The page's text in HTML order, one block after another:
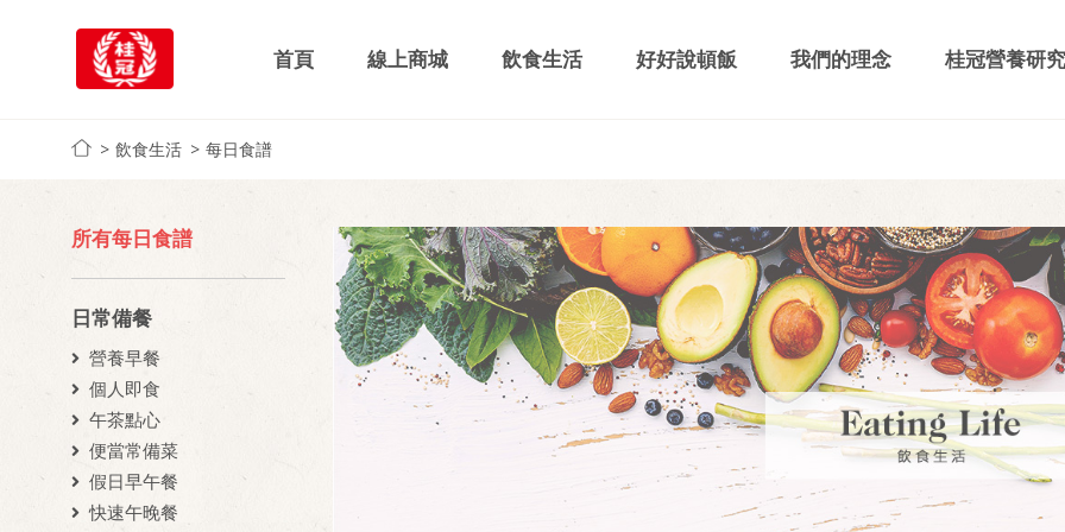
首頁 線上商城 飲食生活 好好說頓飯 我們的理念 桂冠營養研
飲食生活 每日食譜
所有每日食譜
日常備餐
營養早餐
個人即食
午茶點心
便當常備菜
假日早午餐
快速午晚餐